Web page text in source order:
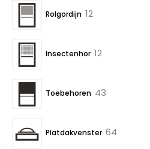
Rolgordijn 12
Insectenhor 12
Toebehoren 43
Platdakvenster 64